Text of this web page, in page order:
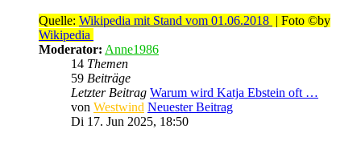
Quelle: Wikipedia mit Stand vom 01.06.2018 | Foto ©by
Wikipedia
Moderator: Anne1986
14 Themen
59 Beiträge
Letzter Beitrag Warum wird Katja Ebstein oft …
von Westwind Neuester Beitrag
Di 17. Jun 2025, 18:50